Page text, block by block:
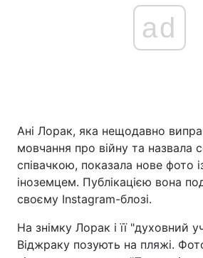
Україна
Економіка Світ
ad
Ані Лорак, яка нещодавно
мовчання про війну та назвала
співачкою, показала нове фото
іноземцем. Публікацією вона
своєму Instagram-блозі.
На знімку Лорак і її "духовний
Віджраку позують на пляжі.